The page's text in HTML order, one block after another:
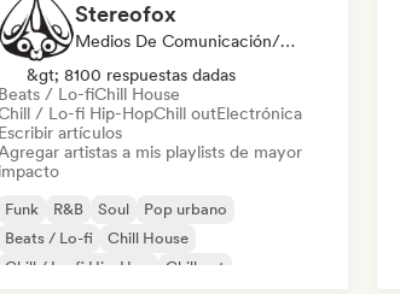
Stereofox
Medios De Comunicación/Periodista, Playlist Curator
&gt; 8100 respuestas dadas
Beats / Lo-fiChill House
/ Lo-fi Hip-HopChill outElectrónica
Escribir artículos
artistas a mis playlists de mayor
impacto
Funk R&B Soul
Pop urbano
Beats / Lo-fi
Chill House
Chill / Lo-fi Hip-Hop
Chill out